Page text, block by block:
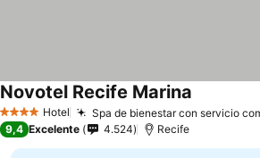
4 EstrellasHotel Spa de bienestar con servicio
Novotel Recife Marina
9,4 Excelente 4.524 Recife